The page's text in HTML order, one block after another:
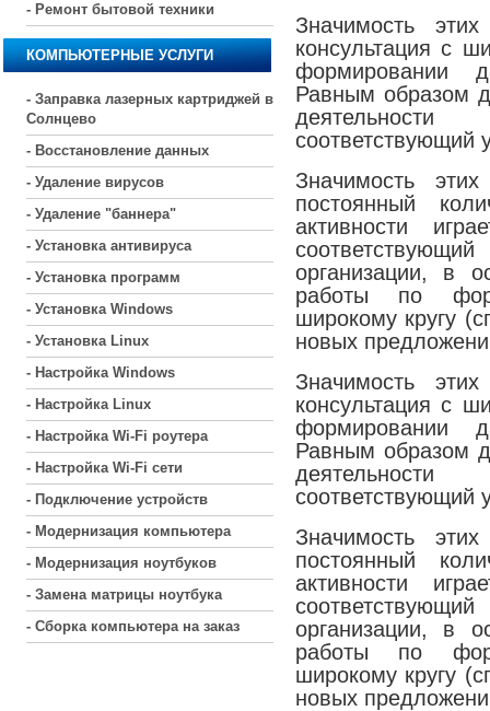
- Ремонт бытовой техники
КОМПЬЮТЕРНЫЕ УСЛУГИ
- Заправка лазерных картриджей в
Солнцево
- Восстановление данных
- Удаление вирусов
- Удаление "баннера"
- Установка антивируса
- Установка программ
- Установка Windows
- Установка Linux
- Настройка Windows
- Настройка Linux
- Настройка Wi-Fi роутера
- Настройка Wi-Fi сети
- Подключение устройств
- Модернизация компьютера
- Модернизация ноутбуков
- Замена матрицы ноутбука
- Сборка компьютера на заказ
Значимость
консультация с
формировании
Равным образом
соответствующий
Значимость
постоянный
активности
организации, в
работы по
широкому кругу
новых
Значимость
консультация с
формировании
Равным образом
соответствующий
Значимость
постоянный
активности
организации, в
работы по
широкому кругу
новых